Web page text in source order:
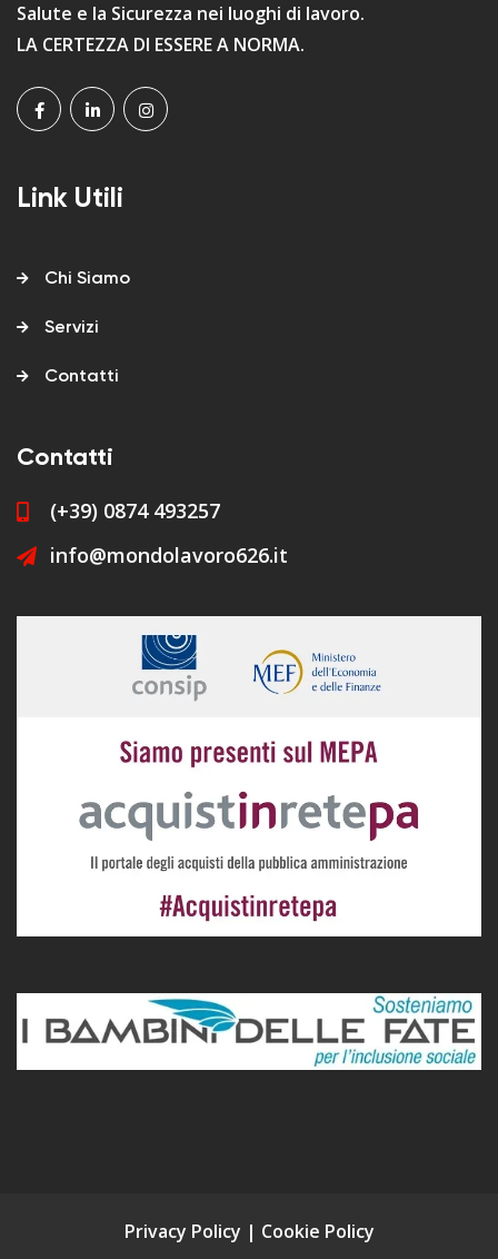
Salute e la Sicurezza nei luoghi di lavoro.
LA CERTEZZA DI ESSERE A NORMA.
Link Utili
Chi Siamo
Servizi
Contatti
Contatti
(+39) 0874 493257
info@mondolavoro626.it
Privacy Policy | Cookie Policy